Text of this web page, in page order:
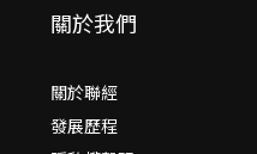
關於我們
關於聯經
發展歷程